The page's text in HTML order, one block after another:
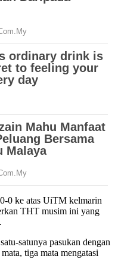
0 ke atas UiTM kelmarin
THT musim ini yang
satunya pasukan dengan
tiga mata mengatasi